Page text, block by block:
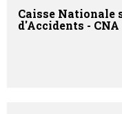
Caisse Nationale
d'Accidents - CNA